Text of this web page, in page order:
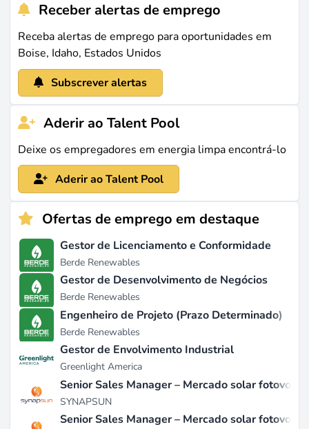
Receber alertas de emprego
Receba alertas de emprego para oportunidades em
Boise, Idaho, Estados Unidos
Subscrever alertas
Aderir ao Talent Pool
Deixe os empregadores em energia limpa encontrá-lo
Aderir ao Talent Pool
Ofertas de emprego em destaque
Gestor de Licenciamento e Conformidade
Berde Renewables
Gestor de Desenvolvimento de Negócios
Berde Renewables
Engenheiro de Projeto (Prazo Determinado)
Berde Renewables
Gestor de Envolvimento Industrial
Greenlight America
Senior Sales Manager – Mercado solar
SYNAPSUN
Senior Sales Manager – Mercado solar